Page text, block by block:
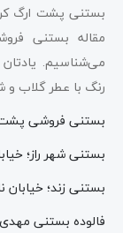
بستنی پشت ارگ
مقاله بستنی
می‌شناسیم.
رنگ با عطر گلاب
بستنی فروشی پشت
بستنی شهر راز؛
بستنی زند؛ خیابان
فالوده بستنی